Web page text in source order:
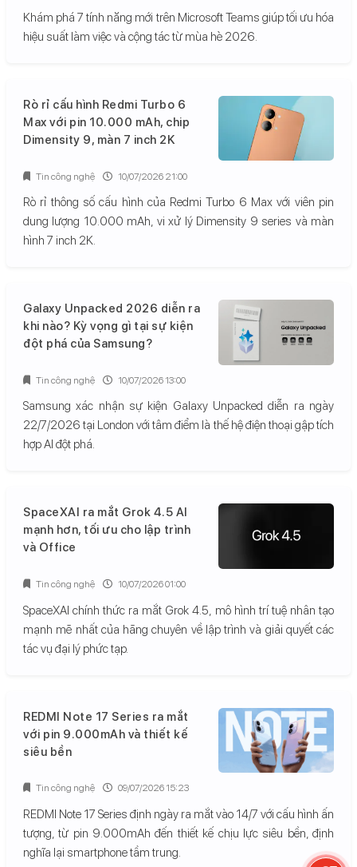
Khám phá 7 tính năng mới trên Microsoft Teams giúp tối ưu hóa
hiệu suất làm việc và cộng tác từ mùa hè 2026.
Rò rỉ cấu hình Redmi Turbo 6
Max với pin 10.000 mAh, chip
Dimensity 9, màn 7 inch 2K
Rò rỉ thông số cấu hình của Redmi Turbo 6 Max với viên pin
dung lượng 10.000 mAh, vi xử lý Dimensity 9 series và màn
hình 7 inch 2K.
Tin công nghệ 10/07/2026 21:00
Galaxy Unpacked 2026 diễn ra
khi nào? Kỳ vọng gì tại sự kiện
đột phá của Samsung?
Samsung xác nhận sự kiện Galaxy Unpacked diễn ra ngày
22/7/2026 tại London với tâm điểm là thế hệ điện thoại gập tích
hợp AI đột phá.
Tin công nghệ 10/07/2026 13:00
SpaceXAI ra mắt Grok 4.5 AI
mạnh hơn, tối ưu cho lập trình
và Office
SpaceXAI chính thức ra mắt Grok 4.5, mô hình trí tuệ nhân tạo
mạnh mẽ nhất của hãng chuyên về lập trình và giải quyết các
tác vụ đại lý phức tạp.
Tin công nghệ 10/07/2026 01:00
REDMI Note 17 Series ra mắt
với pin 9.000mAh và thiết kế
siêu bền
REDMI Note 17 Series định ngày ra mắt vào 14/7 với cấu hình ấn
tượng, từ pin 9.000mAh đến thiết kế chịu lực siêu bền, định
nghĩa lại smartphone tầm trung.
Tin công nghệ 09/07/2026 15:23